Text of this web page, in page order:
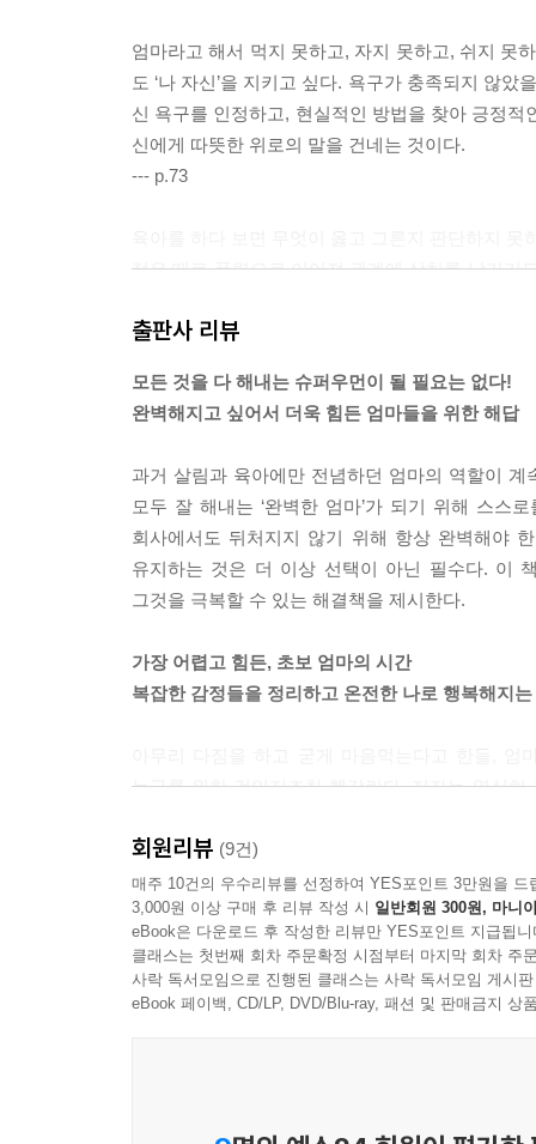
엄마라고 해서 먹지 못하고, 자지 못하고, 쉬지 못
도 ‘나 자신’을 지키고 싶다. 욕구가 충족되지 않
신 욕구를 인정하고, 현실적인 방법을 찾아 긍정
신에게 따뜻한 위로의 말을 건네는 것이다.
--- p.73
정은 때로 폭력으로 이어져 관계에 상처를 남기기
고 느낄 만큼, 감정 조절은 어려운 일이다. 실제로
--- p.107
극→감정→신체적 변화’가 아니라 ‘자극→신체적
의 행동으로 인해 화가 났을 때를 떠올려보자. 화
본 적 있을 것이다. 두 학자의 이론에 의하면 감정
--- p.114
까봐 전전긍긍하며 막연한 미래를 꿈꾸는 일 자체
스를 받는 일이다. 하지만 현명하게 판단해야 한
--- p.203
출판사 리뷰
모든 것을 다 해내는 슈퍼우먼이 될 필요는 없다!
완벽해지고 싶어서 더욱 힘든 엄마들을 위한 해답
과거 살림과 육아에만 전념하던 엄마의 역할이
모두 잘 해내는 ‘완벽한 엄마’가 되기 위해 스스
회사에서도 뒤처지지 않기 위해 항상 완벽해야
유지하는 것은 더 이상 선택이 아닌 필수다. 이
그것을 극복할 수 있는 해결책을 제시한다.
가장 어렵고 힘든, 초보 엄마의 시간
복잡한 감정들을 정리하고 온전한 나로 행복해지
누구를 위한 것인지조차 헷갈린다. 저자는 열심
동시에 찾을 수 있는 길이라는 것이다. 저자는 책
기준을 찾는 것, 둘째, 내 마음의 욕구를 관찰하고
가지 방법은 엄마로서의 삶뿐만 아니라 한 개인으
내 마음과 감정을 체크하고 고민해 볼 수 있는 20가
회원리뷰 (9건)
매주 10건의 우수리뷰를 선정하여 YES포인트 3만원을 드
3,000원 이상 구매 후 리뷰 작성 시 일반회원 300원, 마니
eBook은 다운로드 후 작성한 리뷰만 YES포인트 지급됩니
클래스는 첫번째 회차 주문확정 시점부터 마지막 회차 주
사락 독서모임으로 진행된 클래스는 사락 독서모임 게시
eBook 페이백, CD/LP, DVD/Blu-ray, 패션 및 판매금지 상